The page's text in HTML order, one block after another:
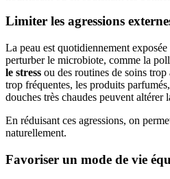
Limiter les agressions
La peau est quotidiennement
perturber le microbiote, comme la
le stress ou des routines de soins
trop fréquentes, les produits
douches très chaudes peuvent altérer
En réduisant ces agressions, on
naturellement.
Favoriser un mode de vie